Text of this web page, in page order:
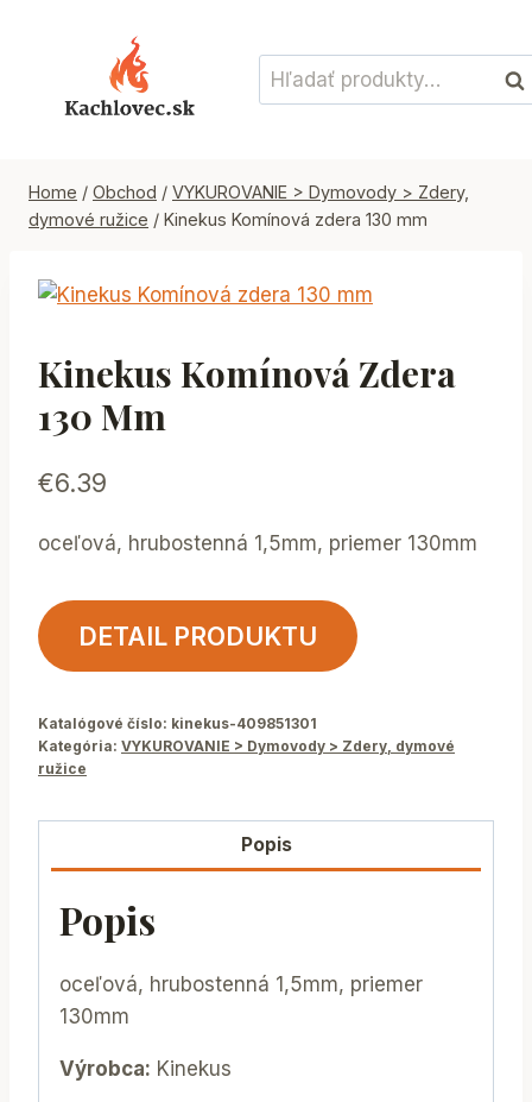
Hľadať:
Home / Obchod / VYKUROVANIE > Dymovody > Zdery,
dymové ružice / Kinekus Komínová zdera 130 mm
Kinekus Komínová Zdera
130 Mm
€6.39
oceľová, hrubostenná 1,5mm, priemer 130mm
DETAIL PRODUKTU
Katalógové číslo: kinekus-409851301
Kategória: VYKUROVANIE > Dymovody > Zdery, dymové
ružice
Popis
Popis
oceľová, hrubostenná 1,5mm, priemer
130mm
Výrobca: Kinekus